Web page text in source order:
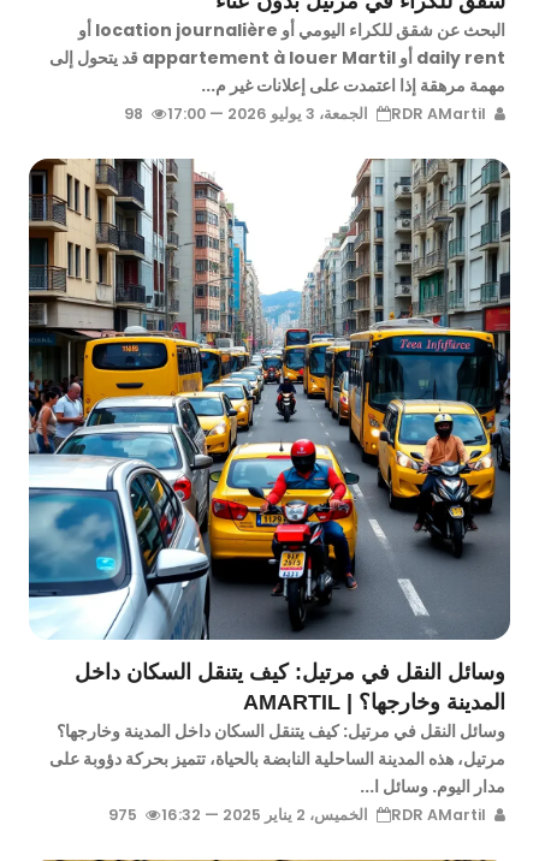
البحث عن شقق للكراء اليومي أو location journalière أو
daily rent أو appartement à louer Martil قد يتحول إلى
مهمة مرهقة إذا اعتمدت على إعلانات غير م...
الجمعة، 3 يوليو 2026 — 17:00
وسائل النقل في مرتيل: كيف يتنقل السكان داخل
المدينة وخارجها؟ | AMARTIL
وسائل النقل في مرتيل: كيف يتنقل السكان داخل المدينة وخارجها؟
مرتيل، هذه المدينة الساحلية النابضة بالحياة، تتميز بحركة دؤوبة على
مدار اليوم. وسائل ا...
الخميس، 2 يناير 2025 — 16:32